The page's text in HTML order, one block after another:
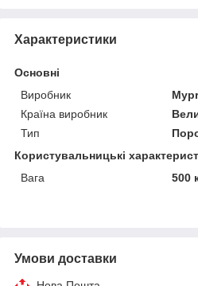
Характеристики
Основні
Виробник
Країна виробник
Тип
Користувальницькі
Вага
500
Умови доставки